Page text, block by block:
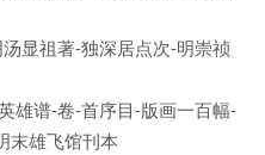
显祖著-独深居点次-明崇祯
雄谱-卷-首序目-版画一百幅-
末雄飞馆刊本